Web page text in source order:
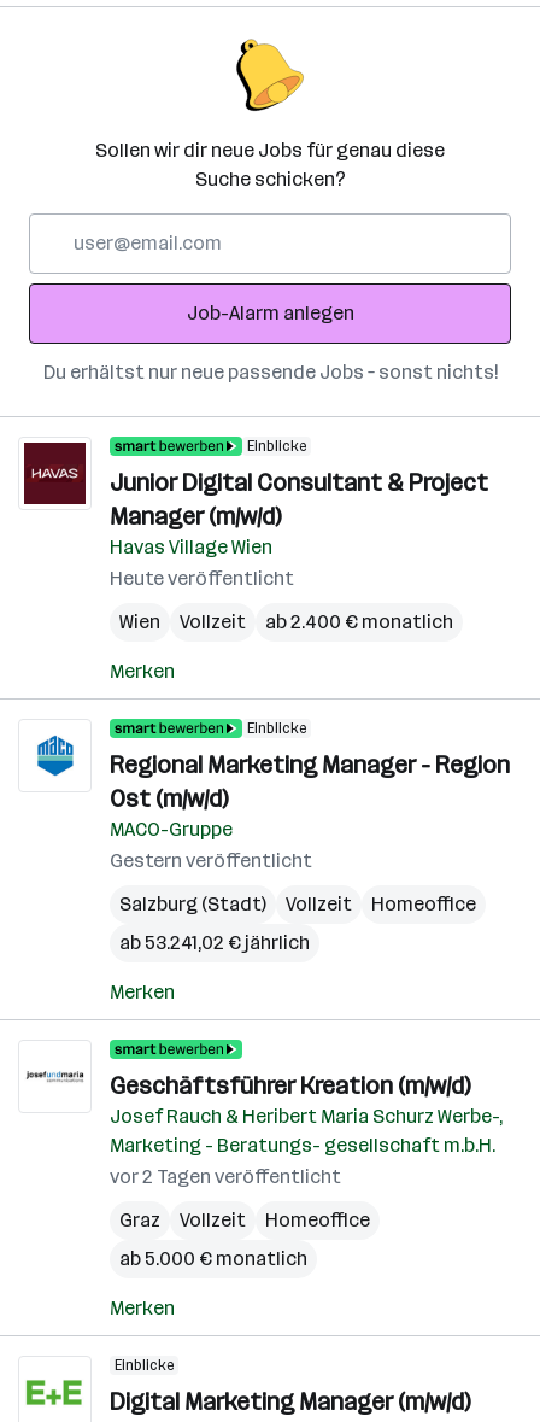
Sollen wir dir neue Jobs für genau diese
Suche schicken?
Adresse
Job-Alarm anlegen
Du erhältst nur neue passende Jobs – sonst nichts!
Einblicke
Junior Digital Consultant & Project
Manager (m/w/d)
Havas Village Wien
Heute veröffentlicht
Wien
Vollzeit ab 2.400 € monatlich
Merken
Einblicke
Regional Marketing Manager - Region
Ost (m/w/d)
MACO-Gruppe
Gestern veröffentlicht
Salzburg (Stadt)
Vollzeit
Homeoffice
ab 53.241,02 € jährlich
Merken
Geschäftsführer Kreation (m/w/d)
Josef Rauch & Heribert Maria Schurz Werbe-,
Marketing - Beratungs- gesellschaft m.b.H.
vor 2 Tagen veröffentlicht
Graz
Vollzeit
Homeoffice
ab 5.000 € monatlich
Merken
Einblicke
Digital Marketing Manager (m/w/d)